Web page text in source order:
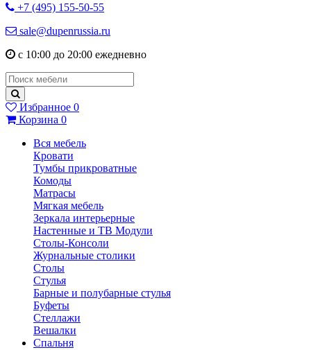
+7 (495) 155-50-55
sale@dupenrussia.ru
с 10:00 до 20:00 ежедневно
Избранное 0
Корзина 0
Вся мебель
Кровати
Тумбы прикроватные
Комоды
Матрасы
Мягкая мебель
Зеркала интерьерные
Настенные и ТВ Модули
Столы-Консоли
Журнальные столики
Столы
Стулья
Барные и полубарные стулья
Буфеты
Стеллажи
Вешалки
Cпальня